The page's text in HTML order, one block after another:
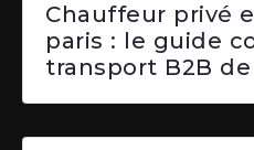
Chauffeur privé
paris : le guide
transport B2B